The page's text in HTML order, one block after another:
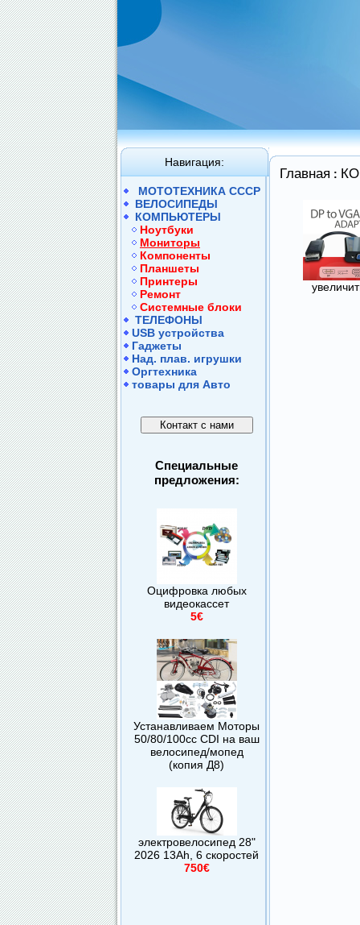
Навигация:
МОТОТЕХНИКА СССР
ВЕЛОСИПЕДЫ
КОМПЬЮТЕРЫ
Hоутбуки
Mониторы
Компоненты
Планшеты
Принтеры
Ремонт
Системные блоки
ТЕЛЕФОНЫ
USB устройства
Гаджеты
Над. плав. игрушки
Оргтехника
товары для Авто
Специальные
предложения:
Оцифровка любых
видеокассет
5€
Устанавливаем Моторы
50/80/100сс CDI на ваш
велосипед/мопед
(копия Д8)
электровелосипед 28"
2026 13Ah, 6 скоростей
750€
Главная :